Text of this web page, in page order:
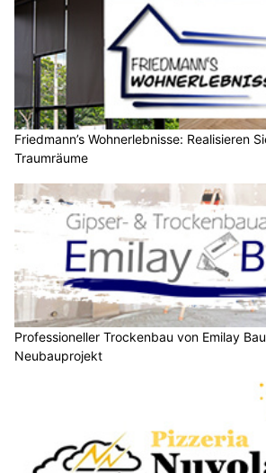
Friedmann’s Wohnerlebnisse: Realisieren
Traumräume
Professioneller Trockenbau von Emilay
Neubauprojekt